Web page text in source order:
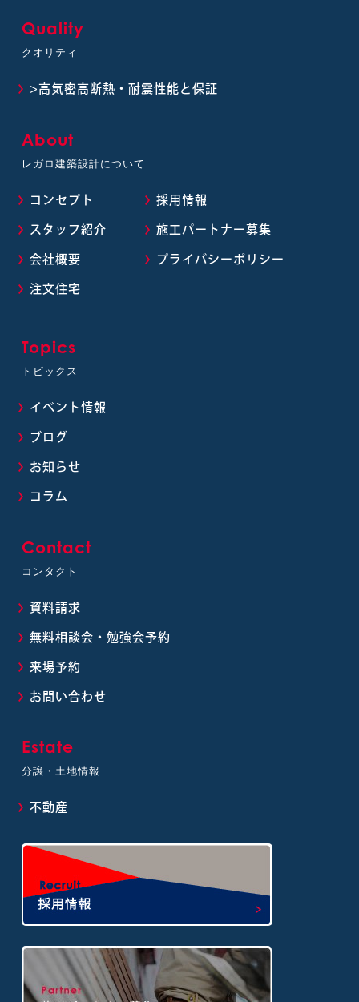
Quality
クオリティ
>高気密高断熱・耐震性能と保証
About
レガロ建築設計について
コンセプト 採用情報
スタッフ紹介 施工パートナー募集
会社概要 プライバシーポリシー
注文住宅
Topics
トピックス
イベント情報
ブログ
お知らせ
コラム
Contact
コンタクト
資料請求
無料相談会・勉強会予約
来場予約
お問い合わせ
Estate
分譲・土地情報
不動産